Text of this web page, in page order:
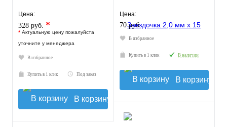
Цена:
328 руб. *
* Актуальную цену пожалуйста
уточните у менеджера
В избранное
Купить в 1 клик Под заказ
В корзину
Цена:
70 руб.
В избранное
Купить в 1 клик В наличии
В корзину